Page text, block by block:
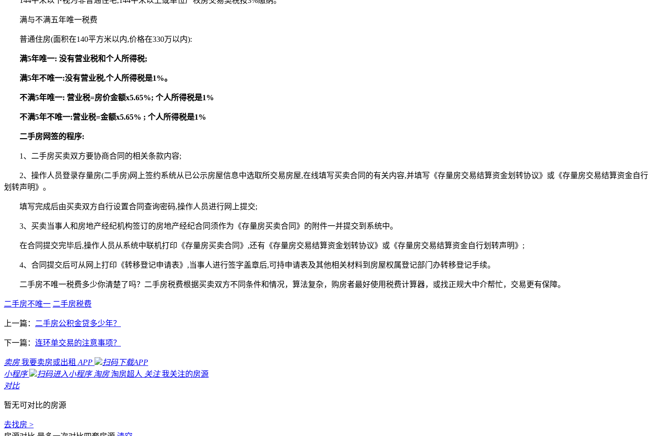
满与不满五年唯一税费
普通住房(面积在140平方米以内,价格在330万以内):
满5年唯一: 没有营业税和个人所得税;
满5年不唯一:没有营业税,个人所得税是1%。
不满5年唯一: 营业税=房价金额x5.65%; 个人所得税是1%
不满5年不唯一:营业税=金额x5.65% ; 个人所得税是1%
二手房网签的程序:
1、二手房买卖双方要协商合同的相关条款内容;
2、操作人员登录存量房(二手房)网上签约系统从已公示房屋信息中选取所交易房屋,在线填写买卖合同的有关内容,并填写《存量房交易结算资金划转协议》或《存量房交易结算资金自行
划转声明》。
填写完成后由买卖双方自行设置合同查询密码,操作人员进行网上提交;
3、买卖当事人和房地产经纪机构签订的房地产经纪合同须作为《存量房买卖合同》的附件一并提交到系统中。
在合同提交完毕后,操作人员从系统中联机打印《存量房买卖合同》,还有《存量房交易结算资金划转协议》或《存量房交易结算资金自行划转声明》;
4、合同提交后可从网上打印《转移登记申请表》,当事人进行签字盖章后,可持申请表及其他相关材料到房屋权属登记部门办转移登记手续。
二手房不唯一税费多少你清楚了吗？二手房税费根据买卖双方不同条件和情况，算法复杂，购房者最好使用税费计算器，或找正规大中介帮忙，交易更有保障。
二手房不唯一 二手房税费
上一篇： 二手房公积金贷多少年？
下一篇： 连环单交易的注意事项？
卖房 我要卖房或出租 APP
扫码下载APP
小程序
扫码进入小程序 淘房 淘房超人 关注 我关注的房源
对比
暂无可对比的房源
去找房 >